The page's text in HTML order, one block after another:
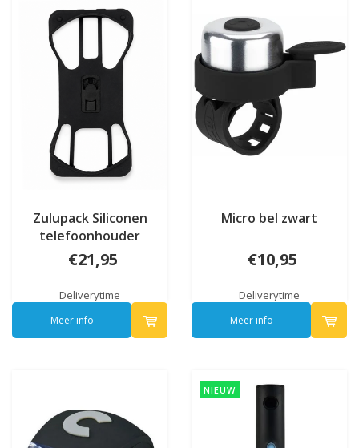
Zulupack Siliconen
telefoonhouder
€21,95
Deliverytime
Meer info
Micro bel zwart
€10,95
Deliverytime
Meer info
NIEUW